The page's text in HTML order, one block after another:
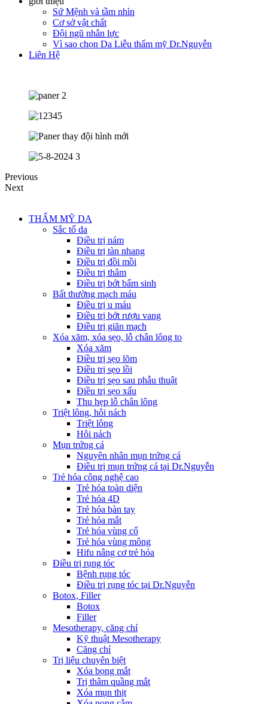
Sứ Mệnh và tầm nhìn
Cơ sở vật chất
Đội ngũ nhân lực
Vì sao chọn Da Liễu thẩm mỹ Dr.Nguyễn
Liên Hệ
Previous
Next
THẨM MỸ DA
Sắc tố da
Điều trị nám
Điều trị tàn nhang
Điều trị đồi mồi
Điều trị thâm
Điều trị bớt bẩm sinh
Bất thường mạch máu
Điều trị u máu
Điều trị bớt rượu vang
Điều trị giãn mạch
Xóa xăm, xóa sẹo, lỗ chân lông to
Xóa xăm
Điều trị sẹo lõm
Điều trị sẹo lồi
Điều trị sẹo sau phẫu thuật
Điều trị sẹo xấu
Thu hẹp lỗ chân lông
Triệt lông, hôi nách
Triệt lông
Hôi nách
Mụn trứng cá
Nguyên nhân mụn trứng cá
Điều trị mụn trứng cá tại Dr.Nguyễn
Trẻ hóa công nghệ cao
Trẻ hóa toàn diện
Trẻ hóa 4D
Trẻ hóa bàn tay
Trẻ hóa mắt
Trẻ hóa vùng cổ
Trẻ hóa vùng mông
Hifu nâng cơ trẻ hóa
Điều trị rụng tóc
Bệnh rụng tóc
Điều trị rụng tóc tại Dr.Nguyễn
Botox, Filler
Botox
Filler
Mesotherapy, căng chỉ
Kỹ thuật Mesotherapy
Căng chỉ
Trị liệu chuyên biệt
Xóa bọng mắt
Trị thâm quầng mắt
Xóa mụn thịt